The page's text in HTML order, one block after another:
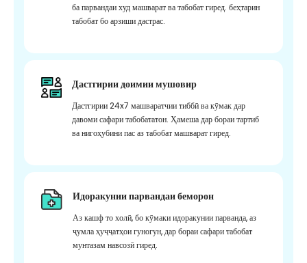
ба парвандаи худ машварат ва табобат гиред. беҳтарин
табобат бо арзиши дастрас.
Дастгирии доимии мушовир
Дастгирии 24x7 машваратчии тиббӣ ва кӯмак дар
давоми сафари табобататон. Ҳамеша дар бораи тартиб
ва нигоҳубини пас аз табобат машварат гиред.
Идоракунии парвандаи беморон
Аз кашф то холӣ, бо кӯмаки идоракунии парванда, аз
ҷумла ҳуҷҷатҳои гуногун, дар бораи сафари табобат
мунтазам навсозӣ гиред.